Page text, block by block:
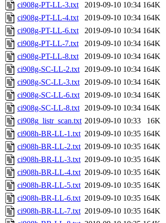
ci908g-PT-LL-3.txt
2019-09-10 10:34 164K
ci908g-PT-LL-4.txt
2019-09-10 10:34 164K
ci908g-PT-LL-6.txt
2019-09-10 10:34 164K
ci908g-PT-LL-7.txt
2019-09-10 10:34 164K
ci908g-PT-LL-8.txt
2019-09-10 10:34 164K
ci908g-SC-LL-2.txt 2019-09-10 10:34 164K
ci908g-SC-LL-3.txt 2019-09-10 10:34 164K
ci908g-SC-LL-6.txt 2019-09-10 10:34 164K
ci908g-SC-LL-8.txt 2019-09-10 10:34 164K
ci908g_listr_scan.txt 2019-09-10 10:33
16K
ci908h-BR-LL-1.txt 2019-09-10 10:35 164K
ci908h-BR-LL-2.txt 2019-09-10 10:35 164K
ci908h-BR-LL-3.txt 2019-09-10 10:35 164K
ci908h-BR-LL-4.txt 2019-09-10 10:35 164K
ci908h-BR-LL-5.txt 2019-09-10 10:35 164K
ci908h-BR-LL-6.txt 2019-09-10 10:35 164K
ci908h-BR-LL-7.txt 2019-09-10 10:35 164K